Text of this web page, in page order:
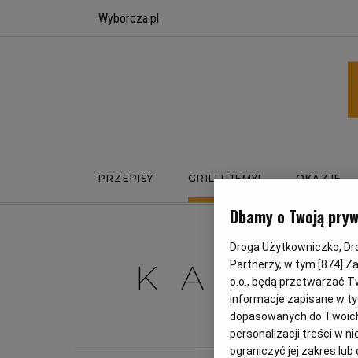
Wyborcza.pl
PRZEPISY GRILLUJEMY! OKAZJE
Dbamy o Twoją
Droga Użytkowniczko,
Partnerzy, w tym [874]
o.o., będą przetwarzać
informacje zapisane w
dopasowanych do
personalizacji treści w
ograniczyć jej zakres lub